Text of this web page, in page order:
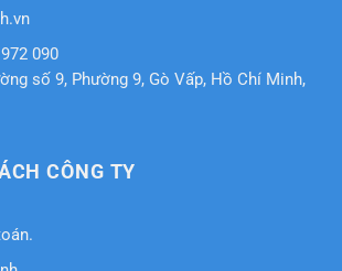
090
số 9, Phường 9, Gò Vấp, Hồ Chí Minh,
CÔNG TY